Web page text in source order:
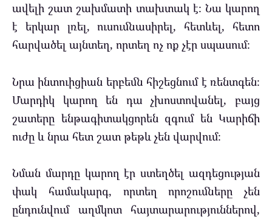
ավելի շատ շախմատի տախտակ է։ Նա կարող
է երկար լռել, ուսումնասիրել, հետևել, հետո
հարվածել այնտեղ, որտեղ ոչ ոք չէր սպասում։
Նրա ինտուիցիան երբեմն հիշեցնում է ռենտգեն։
Մարդիկ կարող են դա չխոստովանել, բայց
շատերը ենթագիտակցորեն զգում են Կարիճի
ուժը և նրա հետ շատ թեթև չեն վարվում։
Նման մարդը կարող էր ստեղծել ազդեցության
փակ համակարգ, որտեղ որոշումները չեն
ընդունվում աղմկոտ հայտարարություններով,